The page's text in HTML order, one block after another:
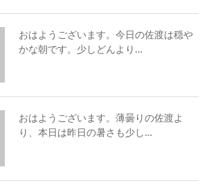
おはようございます。今日の佐渡は穏や
かな朝です。少しどんより…
おはようございます。薄曇りの佐渡よ
り、本日は昨日の暑さも少し…